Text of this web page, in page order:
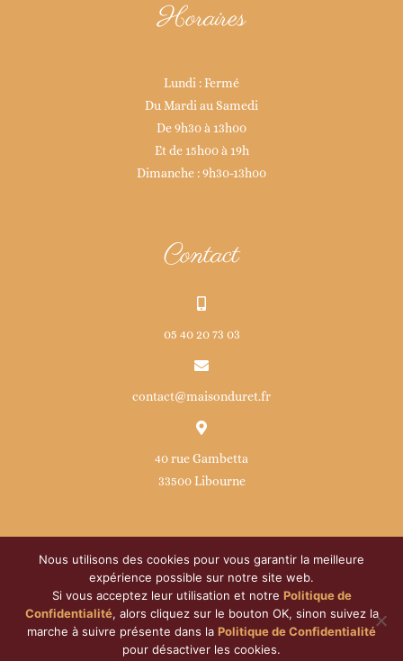
Horaires
Lundi : Fermé
Du Mardi au Samedi
De 9h30 à 13h00
Et de 15h00 à 19h
Dimanche : 9h30-13h00
Contact
05 40 20 73 03
contact@maisonduret.fr
40 rue Gambetta
33500 Libourne
© Copyright2026 | Maison Duret | Développé par ATOM
Tous droits réservés |Politique de confidentialité|Mentions
légales|Droits RGPD
Nous utilisons des cookies pour vous garantir la meilleure
expérience possible sur notre site web.
Si vous acceptez leur utilisation et notre Politique de
Confidentialité, alors cliquez sur le bouton OK, sinon suivez la
marche à suivre présente dans la Politique de Confidentialité
pour désactiver les cookies.